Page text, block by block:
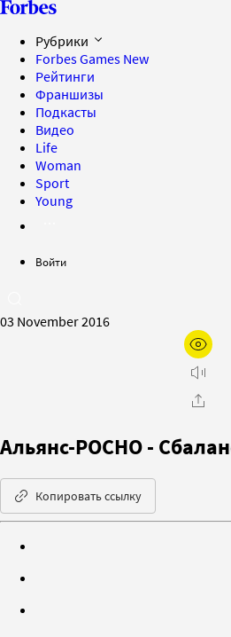
Рубрики
Forbes Games New
Рейтинги
Франшизы
Подкасты
Видео
Life
Woman
Sport
Young
Войти
03 November 2016
Альянс-РОСНО -
Копировать ссылку